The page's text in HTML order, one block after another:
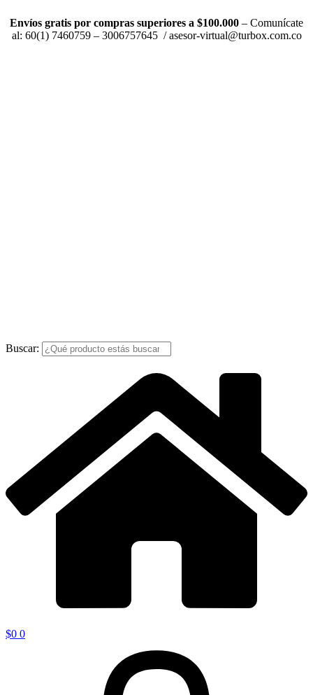
Envíos gratis por compras superiores a $100.000 – Comunícate
al: 60(1) 7460759 – 3006757645 / asesor-virtual@turbox.com.co
Buscar:
$0 0